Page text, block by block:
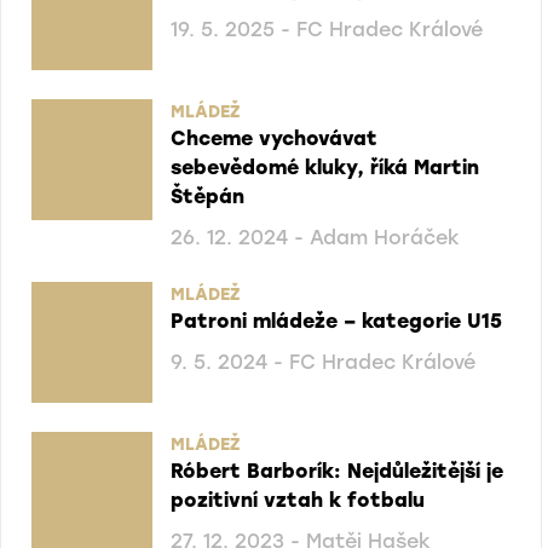
19. 5. 2025 - FC Hradec Králové
MLÁDEŽ
Chceme vychovávat
sebevědomé kluky, říká Martin
Štěpán
26. 12. 2024 - Adam Horáček
MLÁDEŽ
Patroni mládeže – kategorie U15
9. 5. 2024 - FC Hradec Králové
MLÁDEŽ
Róbert Barborík: Nejdůležitější je
pozitivní vztah k fotbalu
27. 12. 2023 - Matěj Hašek